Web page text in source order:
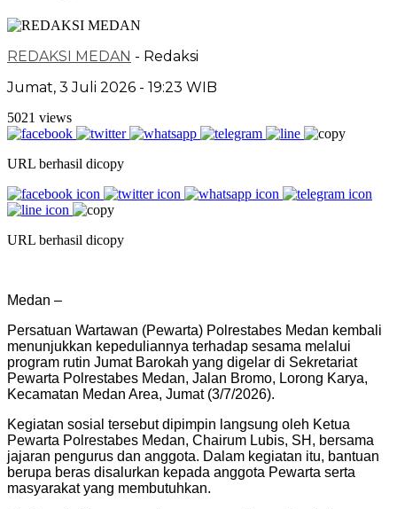
REDAKSI MEDAN - Redaksi
Jumat, 3 Juli 2026 - 19:23 WIB
5021 views
URL berhasil dicopy
URL berhasil dicopy
Medan –
Persatuan Wartawan (Pewarta) Polrestabes Medan kembali
menunjukkan kepeduliannya terhadap sesama melalui
program rutin Jumat Barokah yang digelar di Sekretariat
Pewarta Polrestabes Medan, Jalan Bromo, Lorong Karya,
Kecamatan Medan Area, Jumat (3/7/2026).
Kegiatan sosial tersebut dipimpin langsung oleh Ketua
Pewarta Polrestabes Medan, Chairum Lubis, SH, bersama
jajaran pengurus dan anggota. Dalam kegiatan itu, bantuan
berupa beras disalurkan kepada anggota Pewarta serta
masyarakat yang membutuhkan.